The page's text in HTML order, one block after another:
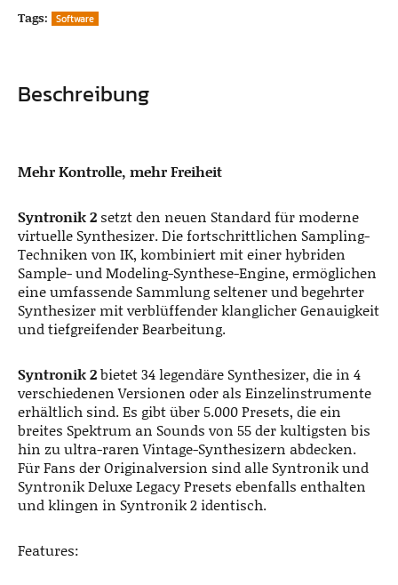
Tags:
Software
Beschreibung
Mehr Kontrolle, mehr Freiheit
Syntronik 2 setzt den neuen Standard für moderne
virtuelle Synthesizer. Die fortschrittlichen Sampling-
Techniken von IK, kombiniert mit einer hybriden
Sample- und Modeling-Synthese-Engine, ermöglichen
eine umfassende Sammlung seltener und begehrter
Synthesizer mit verblüffender klanglicher Genauigkeit
und tiefgreifender Bearbeitung.
Syntronik 2bietet 34 legendäre Synthesizer, die in 4
verschiedenen Versionen oder als Einzelinstrumente
erhältlich sind. Es gibt über 5.000 Presets, die ein
breites Spektrum an Sounds von 55 der kultigsten bis
hin zu ultra-raren Vintage-Synthesizern abdecken.
Für Fans der Originalversion sind alle Syntronik und
Syntronik Deluxe Legacy Presets ebenfalls enthalten
und klingen in Syntronik 2 identisch.
Features: